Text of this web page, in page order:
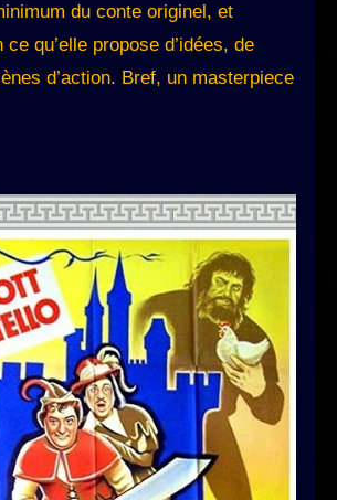
du conte originel, et
qu’elle propose d’idées, de
d’action. Bref, un masterpiece